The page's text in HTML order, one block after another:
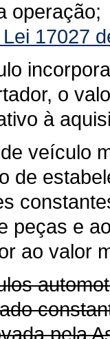
operação;
17027
o
à
veículo
de
peças e
ao valor
pela